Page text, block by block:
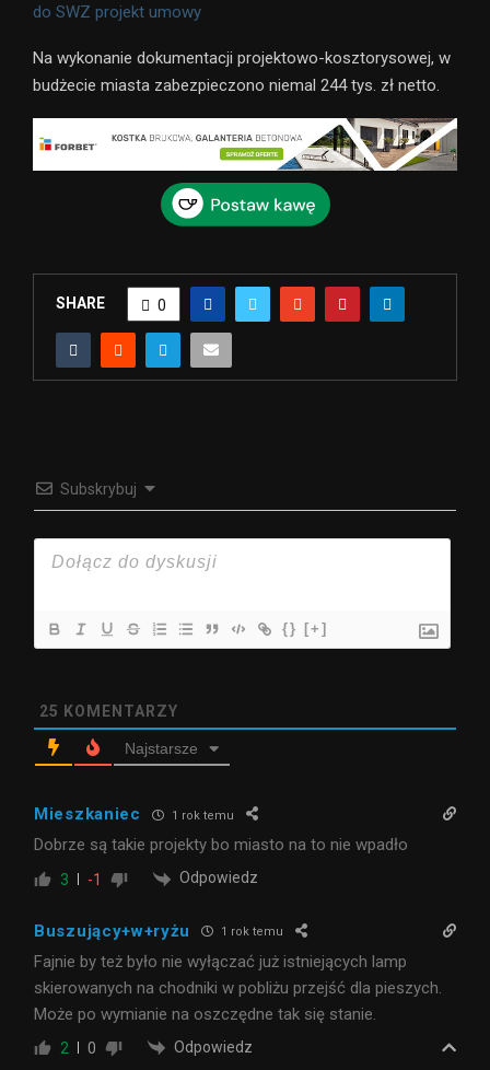
do SWZ projekt umowy
Na wykonanie dokumentacji projektowo-kosztorysowej, w
budżecie miasta zabezpieczono niemal 244 tys. zł netto.
SHARE 0
Subskrybuj
{} [+]
25 KOMENTARZY
Najstarsze
Mieszkaniec 1 rok temu
Dobrze są takie projekty bo miasto na to nie wpadło
3 -1 Odpowiedz
Buszujący+w+ryżu 1 rok temu
Fajnie by też było nie wyłączać już istniejących lamp
skierowanych na chodniki w pobliżu przejść dla pieszych.
Może po wymianie na oszczędne tak się stanie.
2 0 Odpowiedz